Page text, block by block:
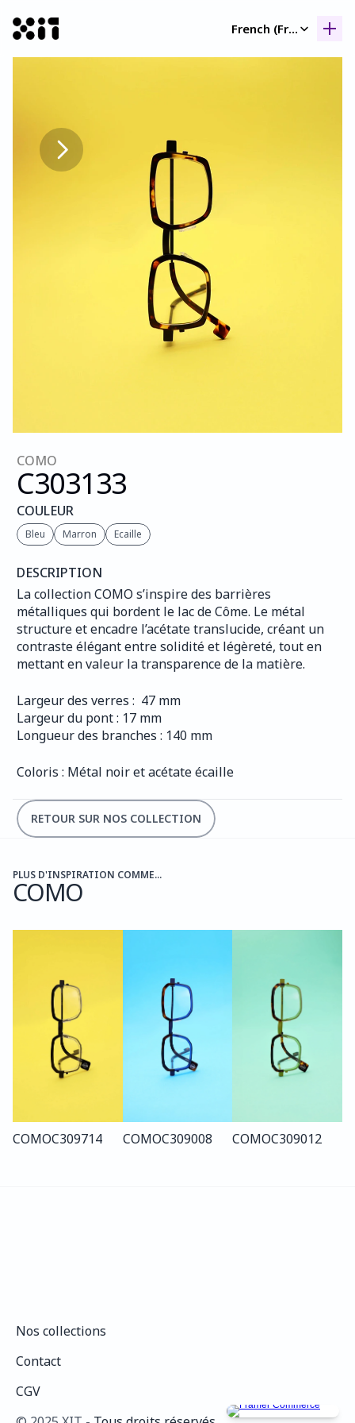
French (France)
COMO
C303133
COULEUR
Bleu Marron Ecaille
DESCRIPTION
La collection COMO s’inspire des barrières
métalliques qui bordent le lac de Côme. Le métal
structure et encadre l’acétate translucide, créant un
contraste élégant entre solidité et légèreté, tout en
mettant en valeur la transparence de la matière.
Largeur des verres :  47 mm
Largeur du pont : 17 mm
Longueur des branches : 140 mm
Coloris : Métal noir et acétate écaille
RETOUR SUR NOS COLLECTION
PLUS D'INSPIRATION COMME...
COMO
COMOC309714 COMOC309008 COMOC309012
Nos collections
Contact
CGV